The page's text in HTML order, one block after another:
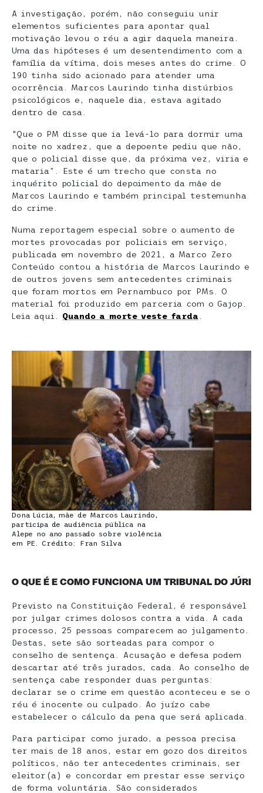
A investigação, porém, não conseguiu unir
elementos suficientes para apontar qual
motivação levou o réu a agir daquela maneira.
Uma das hipóteses é um desentendimento com a
família da vítima, dois meses antes do crime. O
190 tinha sido acionado para atender uma
ocorrência. Marcos Laurindo tinha distúrbios
psicológicos e, naquele dia, estava agitado
dentro de casa.
“Que o PM disse que ia levá-lo para dormir uma
noite no xadrez, que a depoente pediu que não,
que o policial disse que, da próxima vez, viria e
mataria”. Este é um trecho que consta no
inquérito policial do depoimento da mãe de
Marcos Laurindo e também principal testemunha
do crime.
Numa reportagem especial sobre o aumento de
mortes provocadas por policiais em serviço,
publicada em novembro de 2021, a Marco Zero
Conteúdo contou a história de Marcos Laurindo e
de outros jovens sem antecedentes criminais
que foram mortos em Pernambuco por PMs. O
material foi produzido em parceria com o Gajop.
Leia aqui. Quando a morte veste farda
Dona Lúcia, mãe de Marcos Laurindo,
participa de audiência pública na
Alepe no ano passado sobre violência
em PE. Crédito: Fran Silva
O QUE É E COMO FUNCIONA UM TRIBUNAL DO JÚRI
Previsto na Constituição Federal, é responsável
por julgar crimes dolosos contra a vida. A cada
processo, 25 pessoas comparecem ao julgamento.
Destas, sete são sorteadas para compor o
conselho de sentença. Acusação e defesa podem
descartar até três jurados, cada. Ao conselho de
sentença cabe responder duas perguntas:
declarar se o crime em questão aconteceu e se o
réu é inocente ou culpado. Ao juízo cabe
estabelecer o cálculo da pena que será aplicada.
Para participar como jurado, a pessoa precisa
ter mais de 18 anos, estar em gozo dos direitos
políticos, não ter antecedentes criminais, ser
eleitor(a) e concordar em prestar esse serviço
de forma voluntária. São considerados